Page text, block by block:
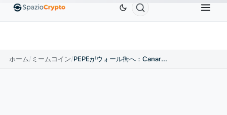
EthereumETH$1,880.58 TetherUSDT $0.9991 BNB
ホーム/ ミームコイン/ PEPEがウォール街へ：Canary CapitalがSECにスポットETFを申請